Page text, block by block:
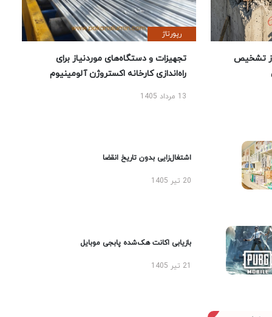
تشخیص
رپورتاژ
تجهیزات و دستگاه‌های موردنیاز برای
راه‌اندازی کارخانه اکستروژن آلومینیوم
13 مرداد 1405
اشتغال‌زایی بدون تاریخ انقضا
20 تیر 1405
بازیابی اکانت هک‌شده پابجی موبایل